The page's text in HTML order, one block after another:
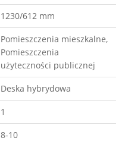
1230/612 mm
Pomieszczenia mieszkalne,
Pomieszczenia
użyteczności publicznej
Deska hybrydowa
1
8-10